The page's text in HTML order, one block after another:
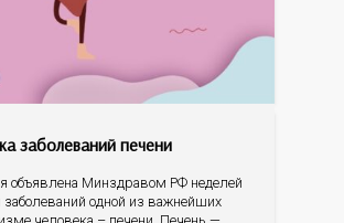
заболеваний печени
объявлена Минздравом РФ неделей
одной из важнейших